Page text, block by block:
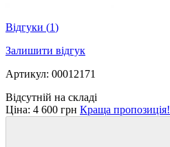
Відгуки (1)
Залишити відгук
Артикул: 00012171
Відсутній на складі
Ціна: 4 600 грн Краща пропозиція!